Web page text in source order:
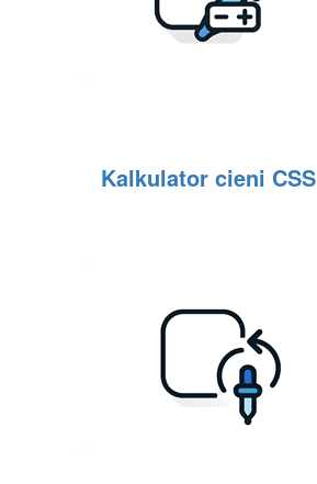
Kalkulator cieni CSS